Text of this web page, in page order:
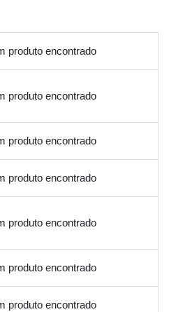
produto encontrado
produto encontrado
produto encontrado
produto encontrado
produto encontrado
produto encontrado
produto encontrado